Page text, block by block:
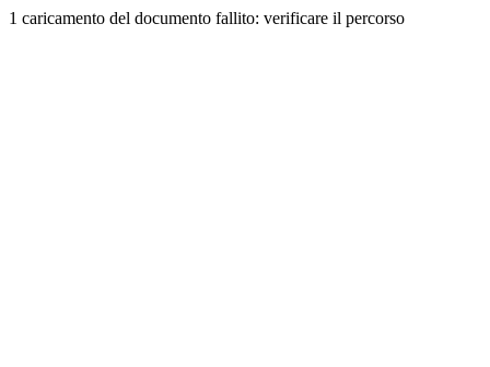
1 caricamento del documento fallito: verificare il percorso